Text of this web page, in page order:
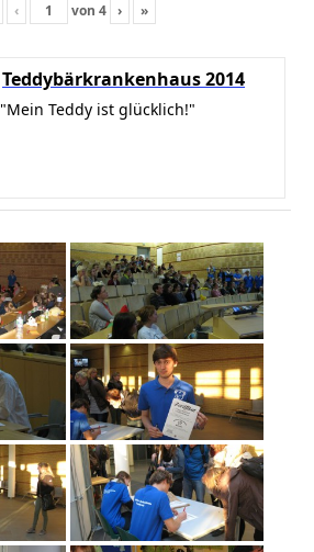
‹ von 4 › »
Teddybärkrankenhaus 2014
"Mein Teddy ist glücklich!"